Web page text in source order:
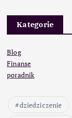
Kategorie
Blog
Finanse
poradnik
dziedziczenie